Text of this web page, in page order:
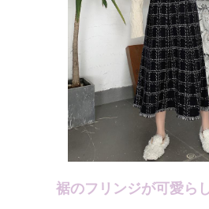
裾のフリンジが可愛ら